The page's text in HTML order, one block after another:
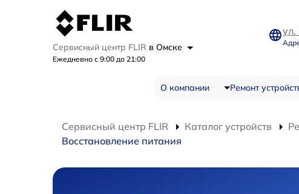
Сервисный центр FLIR в Омске
Ежедневно с 9:00 до 21:00
ул.
О компании Ремонт
Сервисный центр FLIR Каталог устройств
Восстановление питания